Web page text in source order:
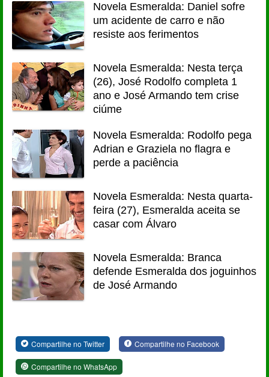
Novela Esmeralda: Daniel sofre
um acidente de carro e não
resiste aos ferimentos
Novela Esmeralda: Nesta terça
(26), José Rodolfo completa 1
ano e José Armando tem crise
ciúme
Novela Esmeralda: Rodolfo pega
Adrian e Graziela no flagra e
perde a paciência
Novela Esmeralda: Nesta quarta-
feira (27), Esmeralda aceita se
casar com Álvaro
Novela Esmeralda: Branca
defende Esmeralda dos joguinhos
de José Armando
Compartilhe no Twitter Compartilhe no Facebook
Compartilhe no WhatsApp